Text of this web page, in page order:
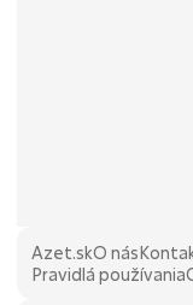
Azet.skO nás
Pravidlá používania